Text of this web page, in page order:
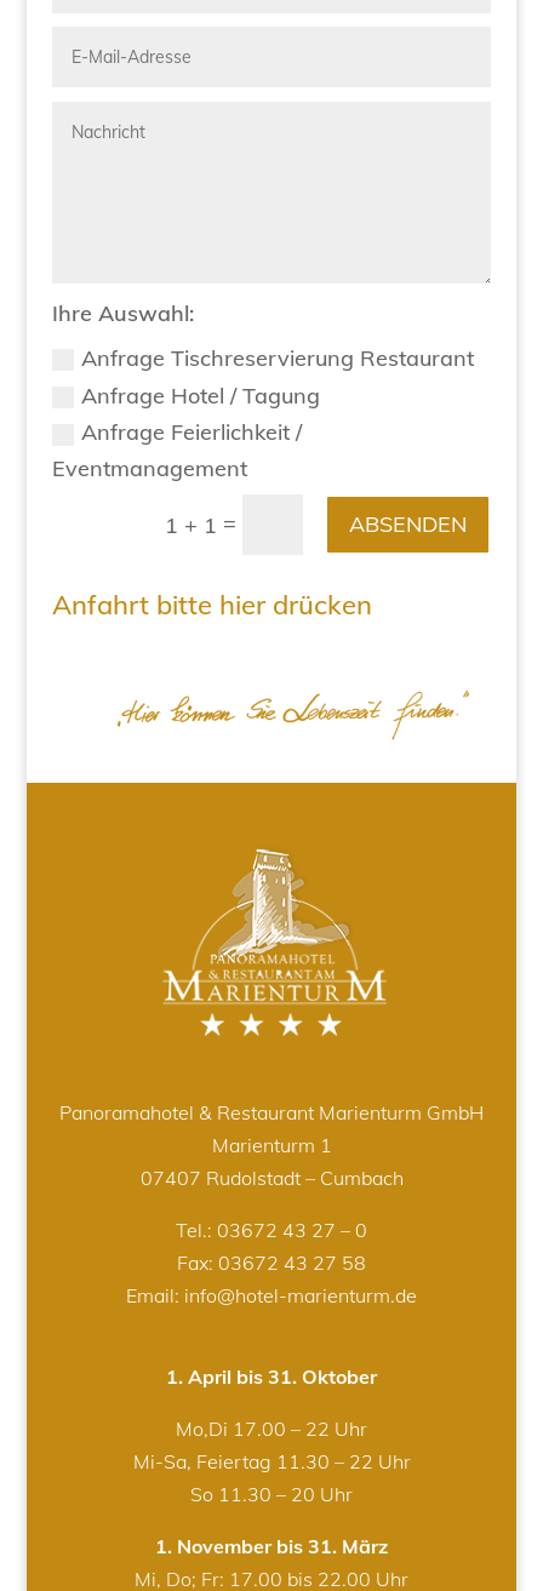
Ihre Auswahl:
Anfrage Tischreservierung Restaurant
Anfrage Hotel / Tagung
Anfrage Feierlichkeit /
Eventmanagement
1 + 1 = ABSENDEN
Anfahrt bitte hier drücken
Panoramahotel & Restaurant Marienturm GmbH
Marienturm 1
07407 Rudolstadt – Cumbach
Tel.: 03672 43 27 – 0
Fax: 03672 43 27 58
Email: info@hotel-marienturm.de
1. April bis 31. Oktober
Mo,Di 17.00 – 22 Uhr
Mi-Sa, Feiertag 11.30 – 22 Uhr
So 11.30 – 20 Uhr
1. November bis 31. März
Mi, Do; Fr: 17.00 bis 22.00 Uhr